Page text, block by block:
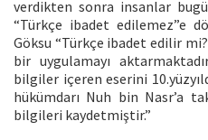
verdikten sonra insanlar
“Türkçe ibadet edilemez”e
Göksu “Türkçe ibadet edilir
bir uygulamayı
bilgiler içeren eserini
hükümdarı Nuh bin Nasr’a
bilgileri kaydetmiştir.”